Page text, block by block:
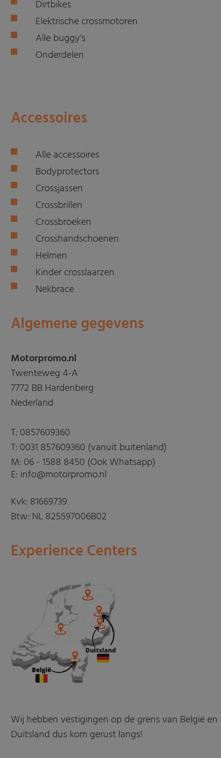
Dirtbikes
Elektrische crossmotoren
Alle buggy's
Onderdelen
Accessoires
Alle accessoires
Bodyprotectors
Crossjassen
Crossbrillen
Crossbroeken
Crosshandschoenen
Helmen
Kinder crosslaarzen
Nekbrace
Algemene gegevens
Motorpromo.nl
Twenteweg 4-A
7772 BB Hardenberg
Nederland
T: 0857609360
T: 0031 857609360 (vanuit buitenland)
M: 06 - 1588 8450 (Ook Whatsapp)
E: info@motorpromo.nl
Kvk: 81669739
Btw: NL 825597006B02
Experience Centers
Wij hebben vestigingen op de grens van België en
Duitsland dus kom gerust langs!